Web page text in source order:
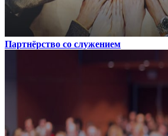
Партнёрство со служением